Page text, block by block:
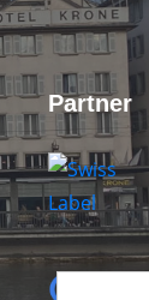
Partner